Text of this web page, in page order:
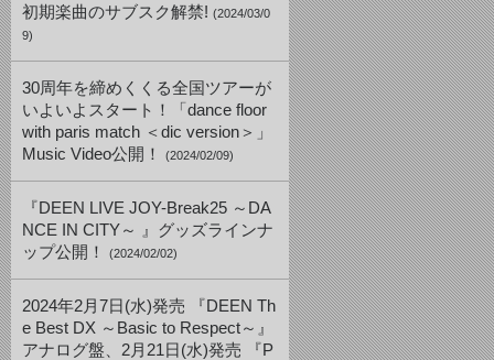
初期楽曲のサブスク解禁! (2024/03/0
9)
30周年を締めくくる全国ツアーが
いよいよスタート！「dance floor
with paris match ＜dic version＞」
Music Video公開！
(2024/02/09)
『DEEN LIVE JOY-Break25 ～DA
NCE IN CITY～ 』グッズラインナ
ップ公開！
(2024/02/02)
2024年2月7日(水)発売 『DEEN Th
e Best DX ～Basic to Respect～』
アナログ盤、2月21日(水)発売 『P